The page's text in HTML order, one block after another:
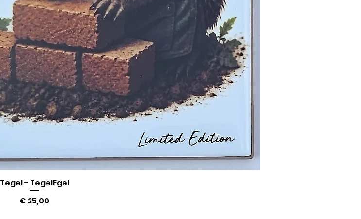
Snel overzicht
Tegel - TegelEgel
Prijs
€ 25,00